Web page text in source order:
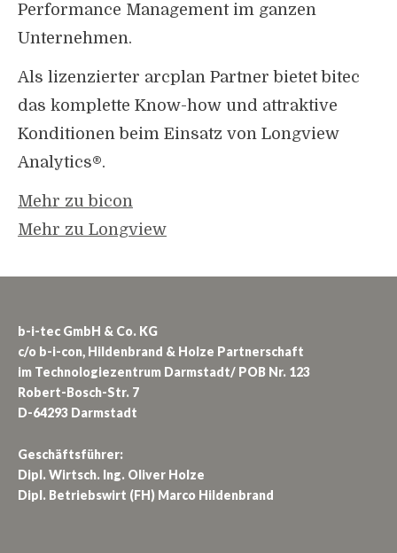
Performance Management im ganzen
Unternehmen.
Als lizenzierter arcplan Partner bietet bitec
das komplette Know-how und attraktive
Konditionen beim Einsatz von Longview
Analytics®.
Mehr zu bicon
Mehr zu Longview
b-i-tec GmbH & Co. KG
c/o b-i-con, Hildenbrand & Holze Partnerschaft
im Technologiezentrum Darmstadt/ POB Nr. 123
Robert-Bosch-Str. 7
D-64293 Darmstadt
Geschäftsführer:
Dipl. Wirtsch. Ing. Oliver Holze
Dipl. Betriebswirt (FH) Marco Hildenbrand